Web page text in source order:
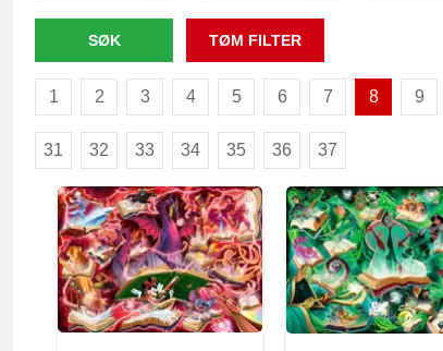
1 2 3 4 5 6 7 8 9
31 32 33 34 35 36 37